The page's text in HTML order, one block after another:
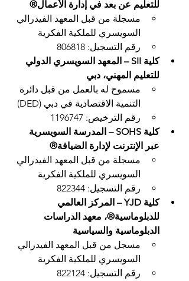
للتعليم عن بعد في إدارة الأعمال®
مسجلة من قبل المعهد الفيدرالي
السويسري للملكية الفكرية
رقم التسجيل: 806818
كلية SII – المعهد السويسري الدولي
للتعليم المهني، دبي
مسموح له بالعمل من قبل دائرة
التنمية الاقتصادية في دبي (DED)
رقم الترخيص: 1196747
كلية SOHS – المدرسة السويسرية
عبر الإنترنت لإدارة الضيافة®
مسجلة من قبل المعهد الفيدرالي
السويسري للملكية الفكرية
رقم التسجيل: 822344
كلية YJD – المركز العالمي
للدبلوماسية®، معهد الدراسات
الدبلوماسية والسياسية
مسجل من قبل المعهد الفيدرالي
السويسري للملكية الفكرية
رقم التسجيل: 822124